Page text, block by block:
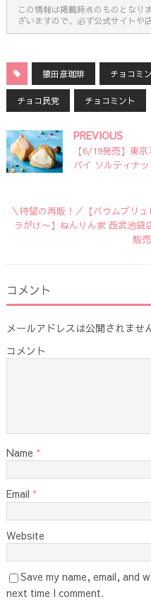
この情報は掲載時点のものとなり
ざいますので、必ず公式サイトや
猿田彦珈琲 チョコミ
チョコ民党 チョコミント
PREVIOUS
【6/19発売】東
パイ ソルティナ
＼待望の再販！／【バウムブリ
ラがけ〜】ねんりん家 西武池袋
販
コメント
メールアドレスは公開されません
コメント
Name *
Email *
Website
Save my name, email, and
next time I comment.